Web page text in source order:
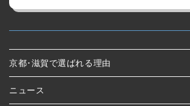
京都･滋賀で選ばれる理由
ニュース